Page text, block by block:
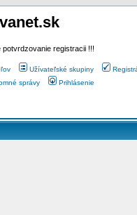
potvrdzovanie registracii !!!
Užívateľské skupiny
správy Prihlásenie